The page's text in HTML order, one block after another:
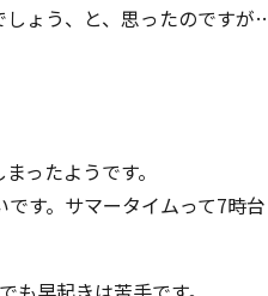
ょう、と、思ったのですが
ったようです。
す。サマータイムって7時